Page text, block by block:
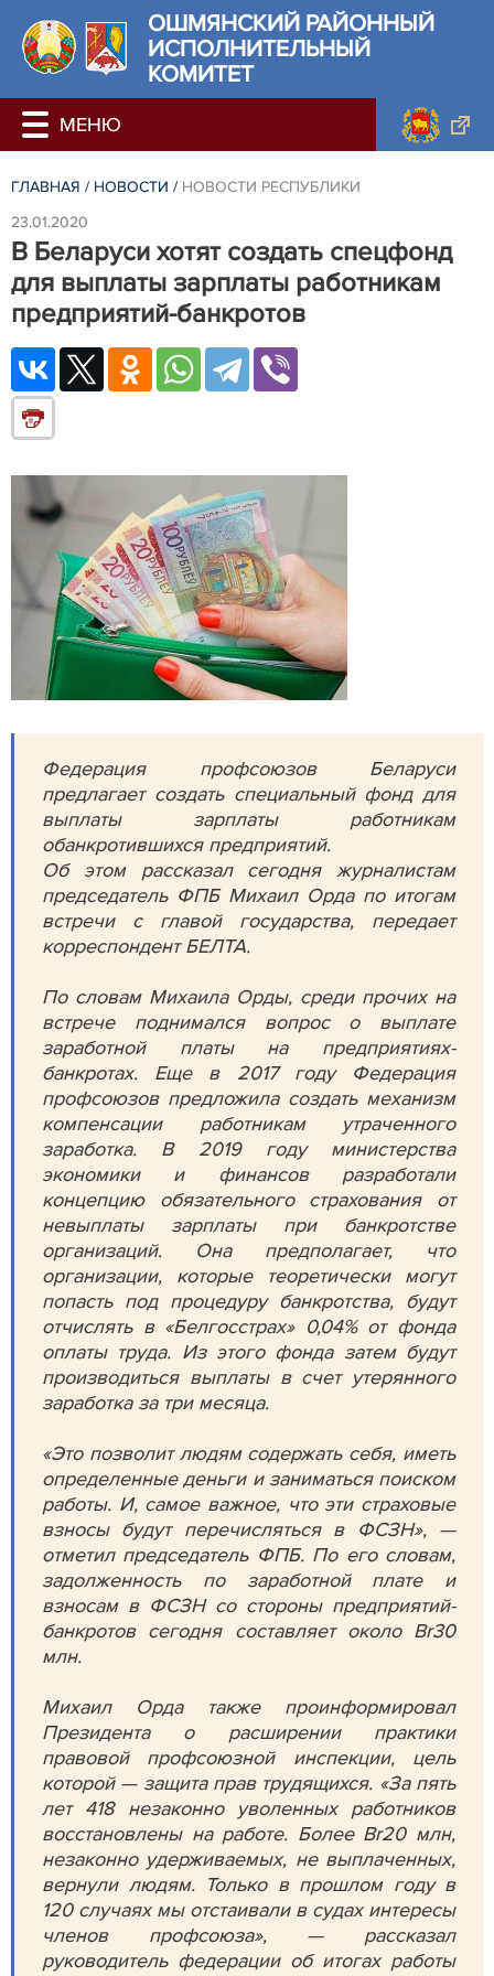
ОШМЯНСКИЙ РАЙОННЫЙ
ИСПОЛНИТЕЛЬНЫЙ
КОМИТЕТ
ГЛАВНАЯ / НОВОСТИ / НОВОСТИ РЕСПУБЛИКИ
23.01.2020
В Беларуси хотят создать спецфонд
для выплаты зарплаты работникам
предприятий-банкротов
Федерация профсоюзов Беларуси
предлагает создать специальный фонд для
выплаты зарплаты работникам
обанкротившихся предприятий.
Об этом рассказал сегодня журналистам
председатель ФПБ Михаил Орда по итогам
встречи с главой государства, передает
корреспондент БЕЛТА.
По словам Михаила Орды, среди прочих на
встрече поднимался вопрос о выплате
заработной платы на предприятиях-
банкротах. Еще в 2017 году Федерация
профсоюзов предложила создать механизм
компенсации работникам утраченного
заработка. В 2019 году министерства
экономики и финансов разработали
концепцию обязательного страхования от
невыплаты зарплаты при банкротстве
организаций. Она предполагает, что
организации, которые теоретически могут
попасть под процедуру банкротства, будут
отчислять в «Белгосстрах» 0,04% от фонда
оплаты труда. Из этого фонда затем будут
производиться выплаты в счет утерянного
заработка за три месяца.
«Это позволит людям содержать себя, иметь
определенные деньги и заниматься поиском
работы. И, самое важное, что эти страховые
взносы будут перечисляться в ФСЗН», —
отметил председатель ФПБ. По его словам,
задолженность по заработной плате и
взносам в ФСЗН со стороны предприятий-
банкротов сегодня составляет около Br30
млн.
Михаил Орда также проинформировал
Президента о расширении практики
правовой профсоюзной инспекции, цель
которой — защита прав трудящихся. «За пять
лет 418 незаконно уволенных работников
восстановлены на работе. Более Br20 млн,
незаконно удерживаемых, не выплаченных,
вернули людям. Только в прошлом году в
120 случаях мы отстаивали в судах интересы
членов профсоюза», — рассказал
руководитель федерации об итогах работы